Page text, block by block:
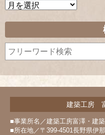
ア
イ
ブ
建築工房
■事業所名／建築工房富澤・建
■所在地／〒399-4501長野県伊